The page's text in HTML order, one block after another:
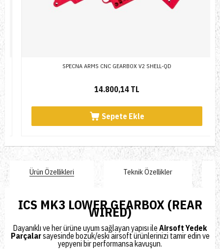
SPECNA ARMS CNC GEARBOX V2 SHELL-QD
14.800,14 TL
Sepete Ekle
Ürün Özellikleri Teknik Özellikler
​ICS MK3 LOWER GEARBOX (REAR
WIRED)
Dayanıklı ve her ürüne uyum sağlayan yapısı ile Airsoft Yedek
Parçalarsayesinde bozuk/eski airsoft ürünlerinizi tamir edin ve
yepyeni bir performansa kavuşun.